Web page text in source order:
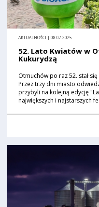
AKTUALNOŚCI | 08.07.2025
52. Lato Kwiatów w
Kukurydzą
Otmuchów po raz 52. stał
Przez trzy dni miasto
przybyli na kolejną edycję
największych i najstarszych